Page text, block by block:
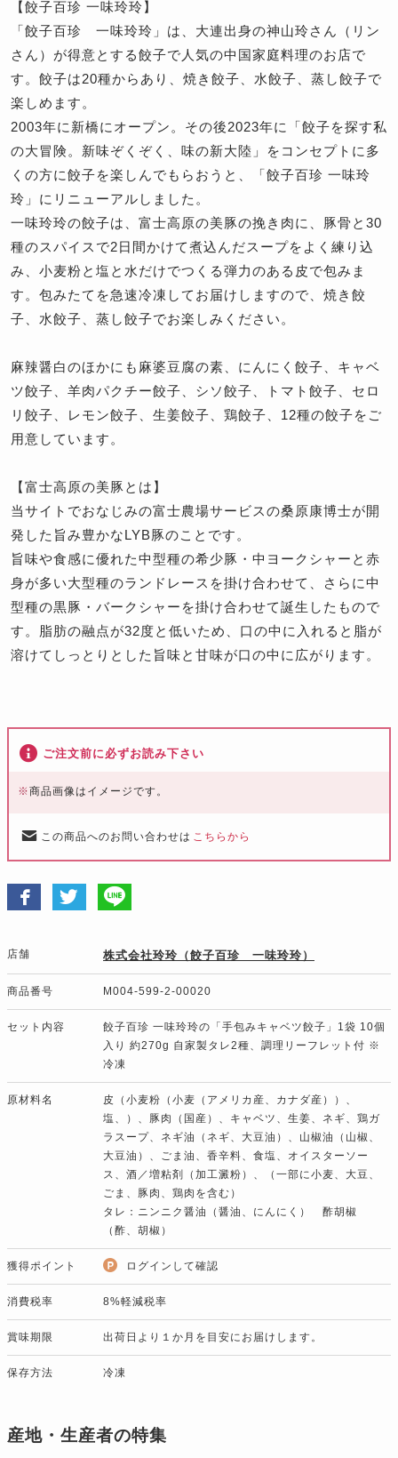
【餃子百珍 一味玲玲】
「餃子百珍 一味玲玲」は、大連出身の神山玲さん（リン
さん）が得意とする餃子で人気の中国家庭料理のお店で
す。餃子は20種からあり、焼き餃子、水餃子、蒸し餃子で
楽しめます。
2003年に新橋にオープン。その後2023年に「餃子を探す私
の大冒険。新味ぞくぞく、味の新大陸」をコンセプトに多
くの方に餃子を楽しんでもらおうと、「餃子百珍 一味玲
玲」にリニューアルしました。
一味玲玲の餃子は、富士高原の美豚の挽き肉に、豚骨と30
種のスパイスで2日間かけて煮込んだスープをよく練り込
み、小麦粉と塩と水だけでつくる弾力のある皮で包みま
す。包みたてを急速冷凍してお届けしますので、焼き餃
子、水餃子、蒸し餃子でお楽しみください。
麻辣醤白のほかにも麻婆豆腐の素、にんにく餃子、キャベ
ツ餃子、羊肉パクチー餃子、シソ餃子、トマト餃子、セロ
リ餃子、レモン餃子、生姜餃子、鶏餃子、12種の餃子をご
用意しています。
【富士高原の美豚とは】
当サイトでおなじみの富士農場サービスの桑原康博士が開
発した旨み豊かなLYB豚のことです。
旨味や食感に優れた中型種の希少豚・中ヨークシャーと赤
身が多い大型種のランドレースを掛け合わせて、さらに中
型種の黒豚・バークシャーを掛け合わせて誕生したもので
す。脂肪の融点が32度と低いため、口の中に入れると脂が
溶けてしっとりとした旨味と甘味が口の中に広がります。
ご注文前に必ずお読み下さい
※商品画像はイメージです。
この商品へのお問い合わせは こちらから
店舗 株式会社玲玲（餃子百珍 一味玲玲）
商品番号 M004-599-2-00020
セット内容
餃子百珍 一味玲玲の「手包みキャベツ餃子」1袋 10個
入り 約270g 自家製タレ2種、調理リーフレット付 ※
冷凍
原材料名
皮（小麦粉（小麦（アメリカ産、カナダ産））、
塩、）、豚肉（国産）、キャベツ、生姜、ネギ、鶏ガ
ラスープ、ネギ油（ネギ、大豆油）、山椒油（山椒、
大豆油）、ごま油、香辛料、食塩、オイスターソー
ス、酒／増粘剤（加工澱粉）、（一部に小麦、大豆、
ごま、豚肉、鶏肉を含む）
タレ：ニンニク醤油（醤油、にんにく） 酢胡椒
（酢、胡椒）
獲得ポイント ログインして確認
消費税率 8%軽減税率
賞味期限 出荷日より１か月を目安にお届けします。
保存方法 冷凍
産地・生産者の特集